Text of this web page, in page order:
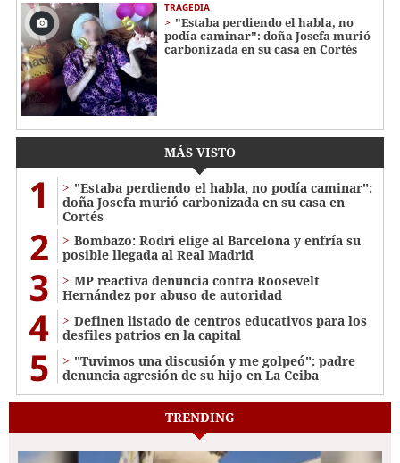
TRAGEDIA
"Estaba perdiendo el habla, no
podía caminar": doña Josefa murió
carbonizada en su casa en Cortés
MÁS VISTO
1
"Estaba perdiendo el habla, no podía caminar":
doña Josefa murió carbonizada en su casa en
Cortés
2
Bombazo: Rodri elige al Barcelona y enfría su
posible llegada al Real Madrid
3
MP reactiva denuncia contra Roosevelt
Hernández por abuso de autoridad
4
Definen listado de centros educativos para los
desfiles patrios en la capital
5
"Tuvimos una discusión y me golpeó": padre
denuncia agresión de su hijo en La Ceiba
TRENDING